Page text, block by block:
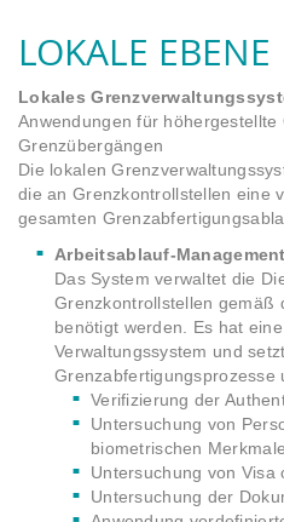
LOKALE EBENE
Lokales
Anwendungen für höhergestellte
Grenzübergängen
Die lokalen
die an Grenzkontrollstellen eine
gesamten
Arbeitsablauf-
Das System verwaltet die
Grenzkontrollstellen gemäß
benötigt werden. Es hat
Verwaltungssystem und
Grenzabfertigungsprozesse
Verifizierung der
Untersuchung von
biometrischen Merkmale
Untersuchung von
Untersuchung der